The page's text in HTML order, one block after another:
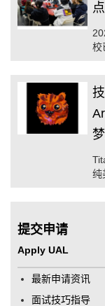
校
纯
提交申请
Apply UAL
最新申请资讯
面试技巧指导